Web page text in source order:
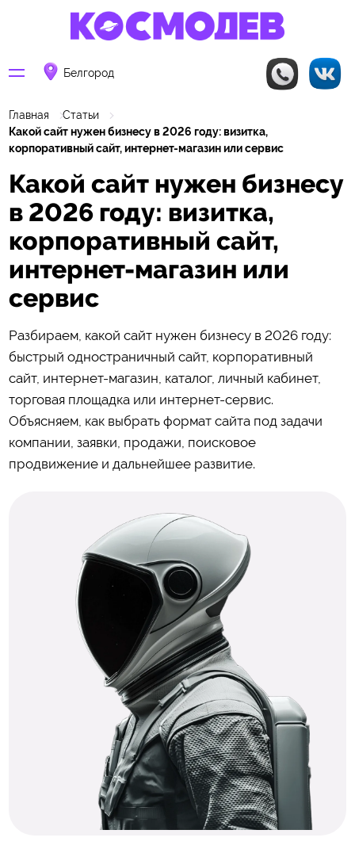
Белгород
Главная
Статьи
Какой сайт нужен бизнесу в 2026 году: визитка,
корпоративный сайт, интернет-магазин или сервис
Какой сайт нужен бизнесу
в 2026 году: визитка,
корпоративный сайт,
интернет-магазин или
сервис
Разбираем, какой сайт нужен бизнесу в 2026 году:
быстрый одностраничный сайт, корпоративный
сайт, интернет-магазин, каталог, личный кабинет,
торговая площадка или интернет-сервис.
Объясняем, как выбрать формат сайта под задачи
компании, заявки, продажи, поисковое
продвижение и дальнейшее развитие.